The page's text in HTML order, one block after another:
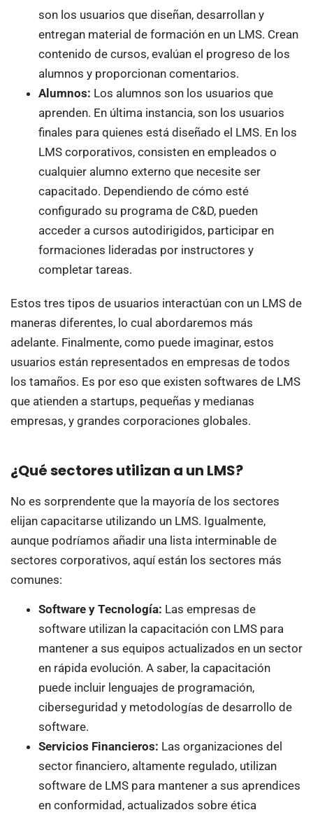
son los usuarios que diseñan, desarrollan y
entregan material de formación en un LMS. Crean
contenido de cursos, evalúan el progreso de los
alumnos y proporcionan comentarios.
Alumnos: Los alumnos son los usuarios que
aprenden. En última instancia, son los usuarios
finales para quienes está diseñado el LMS. En los
LMS corporativos, consisten en empleados o
cualquier alumno externo que necesite ser
capacitado. Dependiendo de cómo esté
configurado su programa de C&D, pueden
acceder a cursos autodirigidos, participar en
formaciones lideradas por instructores y
completar tareas.
Estos tres tipos de usuarios interactúan con un LMS de
maneras diferentes, lo cual abordaremos más
adelante. Finalmente, como puede imaginar, estos
usuarios están representados en empresas de todos
los tamaños. Es por eso que existen softwares de LMS
que atienden a startups, pequeñas y medianas
empresas, y grandes corporaciones globales.
¿Qué sectores utilizan a un LMS?
No es sorprendente que la mayoría de los sectores
elijan capacitarse utilizando un LMS. Igualmente,
aunque podríamos añadir una lista interminable de
sectores corporativos, aquí están los sectores más
comunes:
Software y Tecnología: Las empresas de
software utilizan la capacitación con LMS para
mantener a sus equipos actualizados en un sector
en rápida evolución. A saber, la capacitación
puede incluir lenguajes de programación,
ciberseguridad y metodologías de desarrollo de
software.
Servicios Financieros: Las organizaciones del
sector financiero, altamente regulado, utilizan
software de LMS para mantener a sus aprendices
en conformidad, actualizados sobre ética